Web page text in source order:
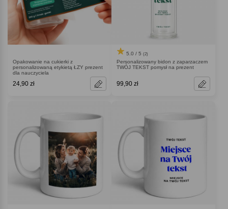
Opakowanie na cukierki z
personalizowaną etykietą ŁZY prezent
dla nauczyciela
24,90 zł
5.0 / 5 (2)
Personalizowany bidon z zaparzaczem
TWÓJ TEKST pomysł na prezent
99,90 zł